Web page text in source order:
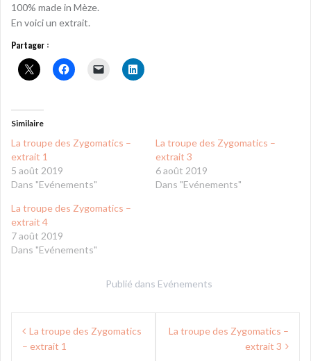
100% made in Mèze.
En voici un extrait.
Partager :
Similaire
La troupe des Zygomatics –
extrait 1
5 août 2019
Dans "Evénements"
La troupe des Zygomatics –
extrait 3
6 août 2019
Dans "Evénements"
La troupe des Zygomatics –
extrait 4
7 août 2019
Dans "Evénements"
Publié dans Evénements
Navigation
deLa troupe des Zygomatics
– extrait 1
La troupe des Zygomatics –
extrait 3